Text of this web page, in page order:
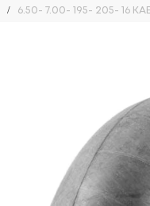
6.50- 7.00- 195- 205- 16